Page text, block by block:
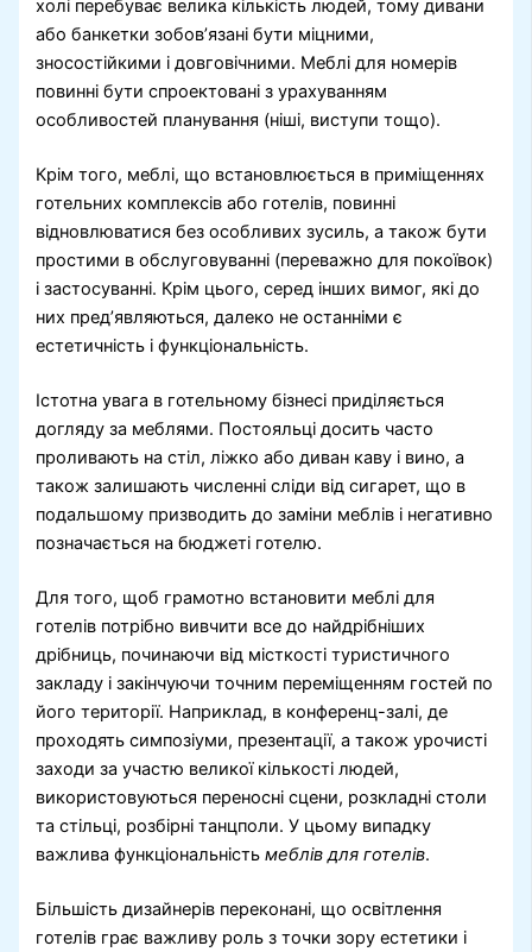
холі перебуває велика кількість людей, тому дивани
або банкетки зобов’язані бути міцними,
зносостійкими і довговічними. Меблі для номерів
повинні бути спроектовані з урахуванням
особливостей планування (ніші, виступи тощо).
Крім того, меблі, що встановлюється в приміщеннях
готельних комплексів або готелів, повинні
відновлюватися без особливих зусиль, а також бути
простими в обслуговуванні (переважно для покоївок)
і застосуванні. Крім цього, серед інших вимог, які до
них пред’являються, далеко не останніми є
естетичність і функціональність.
Істотна увага в готельному бізнесі приділяється
догляду за меблями. Постояльці досить часто
проливають на стіл, ліжко або диван каву і вино, а
також залишають численні сліди від сигарет, що в
подальшому призводить до заміни меблів і негативно
позначається на бюджеті готелю.
Для того, щоб грамотно встановити меблі для
готелів потрібно вивчити все до найдрібніших
дрібниць, починаючи від місткості туристичного
закладу і закінчуючи точним переміщенням гостей по
його території. Наприклад, в конференц-залі, де
проходять симпозіуми, презентації, а також урочисті
заходи за участю великої кількості людей,
використовуються переносні сцени, розкладні столи
та стільці, розбірні танцполи. У цьому випадку
важлива функціональністьмеблів для готелів.
Більшість дизайнерів переконані, що освітлення
готелів грає важливу роль з точки зору естетики і